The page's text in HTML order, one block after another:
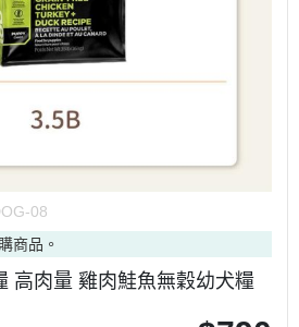
08
商品。
高肉量 雞肉鮭魚無穀幼犬糧